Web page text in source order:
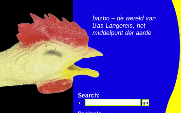
bazbo – de wereld van
Bas Langereis, het
middelpunt der aarde
Search: